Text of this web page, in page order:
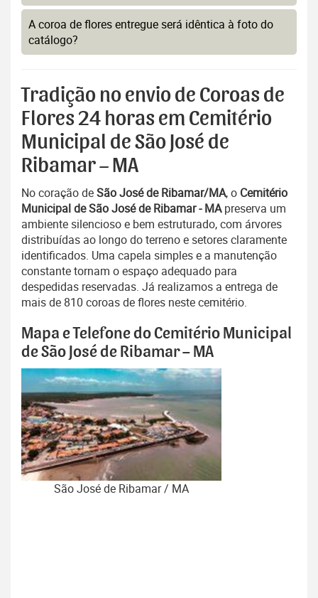
A coroa de flores entregue será idêntica à foto do
catálogo?
Tradição no envio de Coroas de
Flores 24 horas em Cemitério
Municipal de São José de
Ribamar – MA
No coração deSão José de Ribamar/MA, o Cemitério
Municipal de São José de Ribamar - MApreserva um
ambiente silencioso e bem estruturado, com árvores
distribuídas ao longo do terreno e setores claramente
identificados. Uma capela simples e a manutenção
constante tornam o espaço adequado para
despedidas reservadas. Já realizamos a entrega de
mais de 810 coroas de flores neste cemitério.
Mapa e Telefone do Cemitério Municipal
de São José de Ribamar – MA
São José de Ribamar / MA